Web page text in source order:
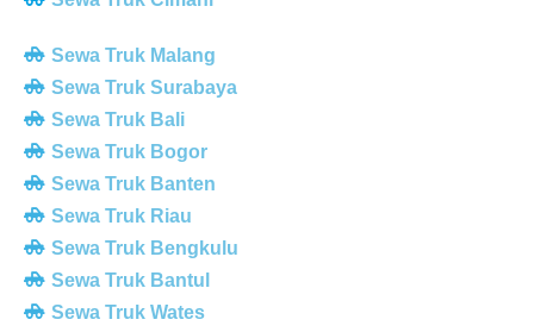
Sewa Truk Malang
Sewa Truk Surabaya
Sewa Truk Bali
Sewa Truk Bogor
Sewa Truk Banten
Sewa Truk Riau
Sewa Truk Bengkulu
Sewa Truk Bantul
Sewa Truk Wates